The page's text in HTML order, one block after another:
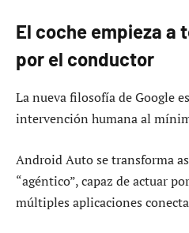
El coche empieza a
por el conductor
La nueva filosofía de Google
intervención humana al
Android Auto se transforma
“agéntico”, capaz de actuar
múltiples aplicaciones